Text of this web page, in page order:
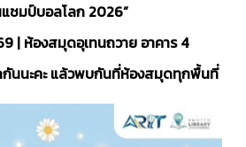
แชมป์บอลโลก 2026”
| ห้องสมุดอุเทนถวาย อาคาร 4
กันนะคะ แล้วพบกันที่ห้องสมุดทุกพื้นที่